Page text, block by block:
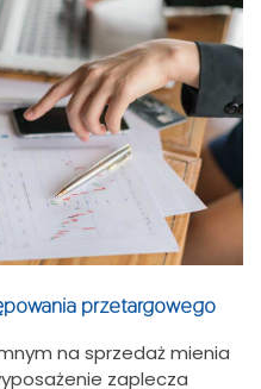
przetargowego
na sprzedaż mienia
zaplecza